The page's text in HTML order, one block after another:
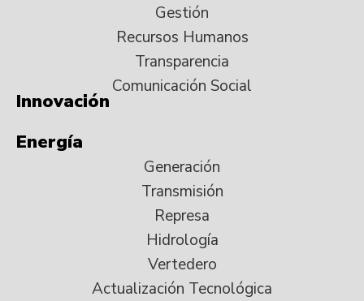
Gestión
Recursos Humanos
Transparencia
Comunicación Social
Innovación
Energía
Generación
Transmisión
Represa
Hidrología
Vertedero
Actualización Tecnológica